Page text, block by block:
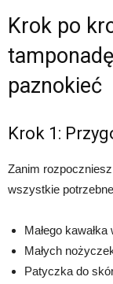
Krok po
paznokieć
Krok 1:
Zanim
wszystkie
Małego
Małych
Patyczka do